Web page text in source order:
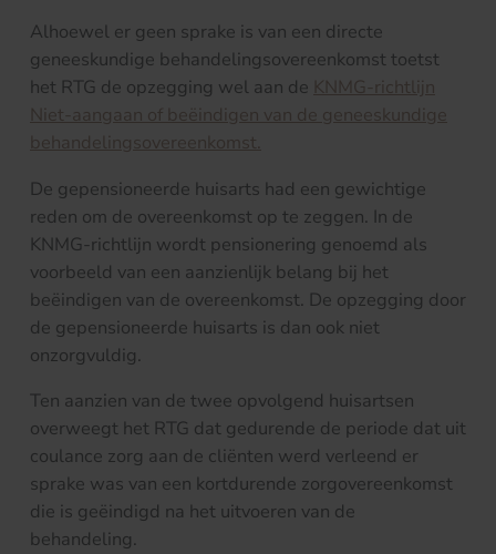
Alhoewel er geen sprake is van een directe
geneeskundige behandelingsovereenkomst toetst
het RTG de opzegging wel aan de KNMG-richtlijn
Niet-aangaan of beëindigen van de geneeskundige
behandelingsovereenkomst.
De gepensioneerde huisarts had een gewichtige
reden om de overeenkomst op te zeggen. In de
KNMG-richtlijn wordt pensionering genoemd als
voorbeeld van een aanzienlijk belang bij het
beëindigen van de overeenkomst. De opzegging door
de gepensioneerde huisarts is dan ook niet
onzorgvuldig.
Ten aanzien van de twee opvolgend huisartsen
overweegt het RTG dat gedurende de periode dat uit
coulance zorg aan de cliënten werd verleend er
sprake was van een kortdurende zorgovereenkomst
die is geëindigd na het uitvoeren van de
behandeling.